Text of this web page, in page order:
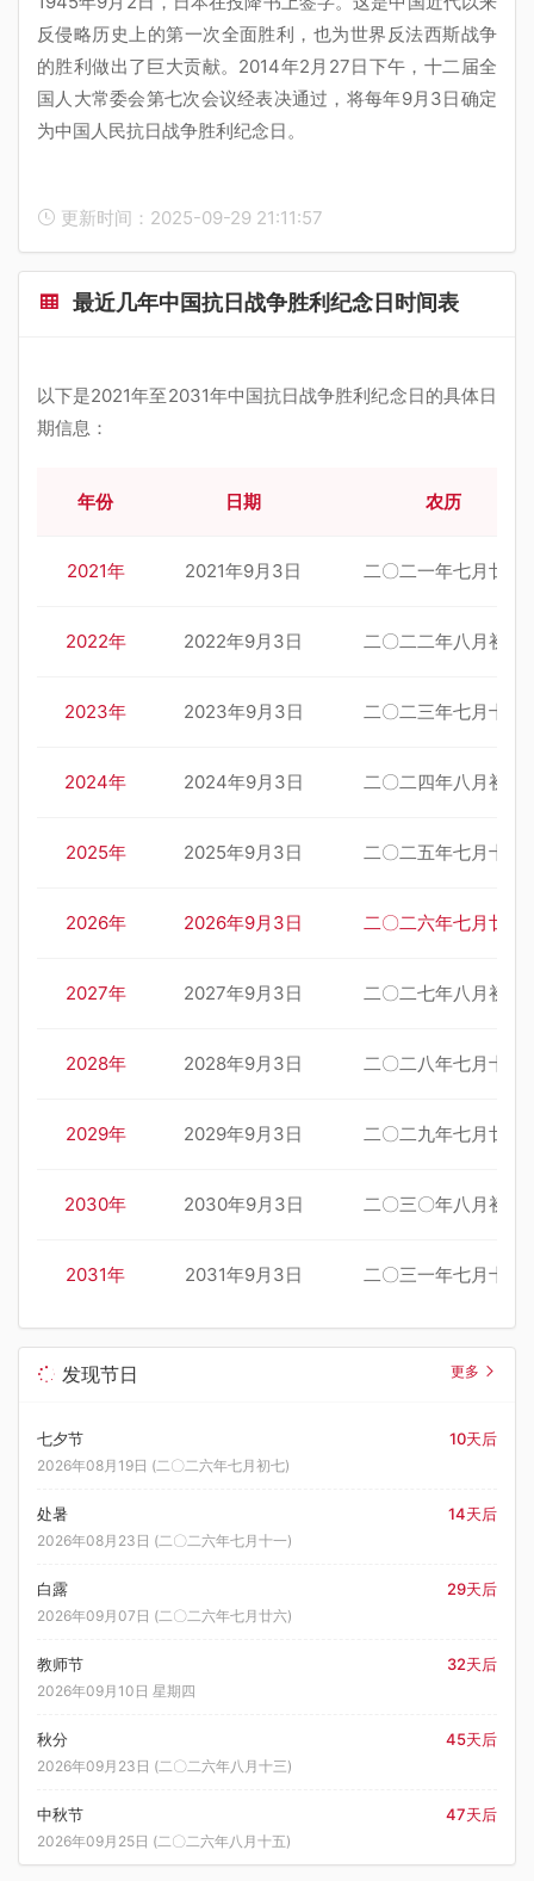
反侵略历史上的第一次全面胜利，也为世界反法西斯战争
的胜利做出了巨大贡献。2014年2月27日下午，十二届全
国人大常委会第七次会议经表决通过，将每年9月3日确定
为中国人民抗日战争胜利纪念日。
更新时间：2025-09-29 21:11:57
最近几年中国抗日战争胜利纪念日时间表
以下是2021年至2031年中国抗日战争胜利纪念日的具体日
期信息：
年份 日期 农历
2021年 2021年9月3日 二〇二一年七月廿七
2022年 2022年9月3日 二〇二二年八月初八
2023年 2023年9月3日 二〇二三年七月十九
2024年 2024年9月3日 二〇二四年八月初一
2025年 2025年9月3日 二〇二五年七月十二
2026年 2026年9月3日 二〇二六年七月廿二
2027年 2027年9月3日 二〇二七年八月初三
2028年 2028年9月3日 二〇二八年七月十五
2029年 2029年9月3日 二〇二九年七月廿五
2030年 2030年9月3日 二〇三〇年八月初六
2031年 2031年9月3日 二〇三一年七月十七
发现节日 更多
七夕节 10天后
2026年08月19日 (二〇二六年七月初七)
处暑 14天后
2026年08月23日 (二〇二六年七月十一)
白露 29天后
2026年09月07日 (二〇二六年七月廿六)
教师节 32天后
2026年09月10日 星期四
秋分 45天后
2026年09月23日 (二〇二六年八月十三)
中秋节 47天后
2026年09月25日 (二〇二六年八月十五)